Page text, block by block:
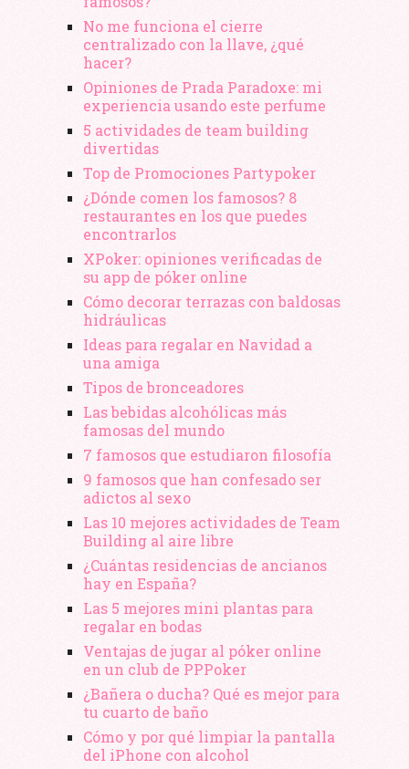
No me funciona el cierre
centralizado con la llave, ¿qué
hacer?
Opiniones de Prada Paradoxe: mi
experiencia usando este perfume
5 actividades de team building
divertidas
Top de Promociones Partypoker
¿Dónde comen los famosos? 8
restaurantes en los que puedes
encontrarlos
XPoker: opiniones verificadas de
su app de póker online
Cómo decorar terrazas con baldosas
hidráulicas
Ideas para regalar en Navidad a
una amiga
Tipos de bronceadores
Las bebidas alcohólicas más
famosas del mundo
7 famosos que estudiaron filosofía
9 famosos que han confesado ser
adictos al sexo
Las 10 mejores actividades de Team
Building al aire libre
¿Cuántas residencias de ancianos
hay en España?
Las 5 mejores mini plantas para
regalar en bodas
Ventajas de jugar al póker online
en un club de PPPoker
¿Bañera o ducha? Qué es mejor para
tu cuarto de baño
Cómo y por qué limpiar la pantalla
del iPhone con alcohol